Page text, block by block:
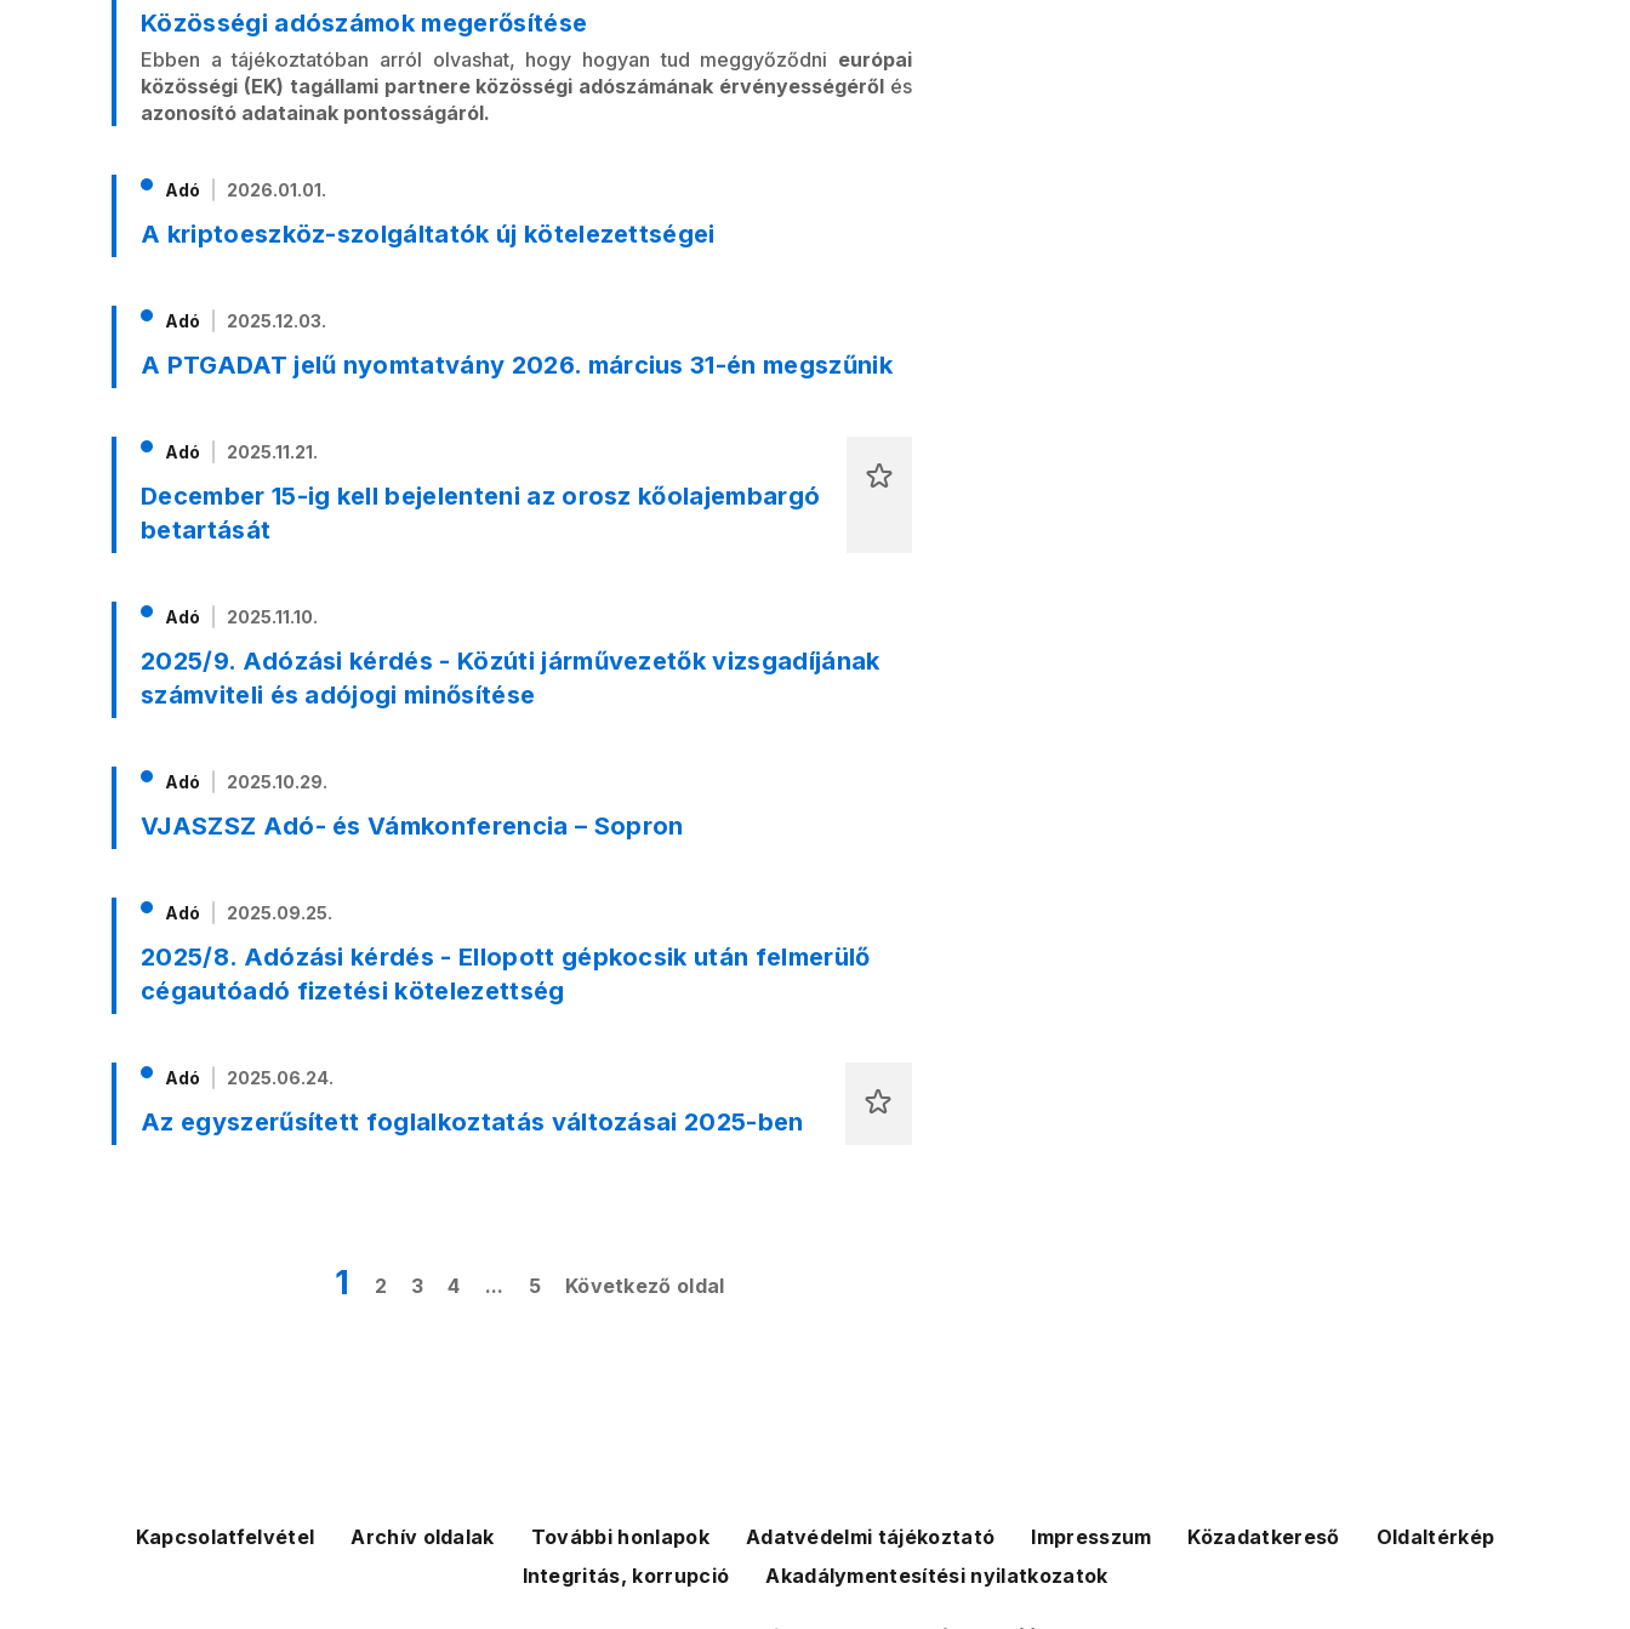
Közösségi adószámok megerősítése
Ebben a tájékoztatóban arról olvashat, hogy hogyan tud meggyőződni európai
közösségi (EK) tagállami partnere közösségi adószámának érvényességéről és
azonosító adatainak pontosságáról.
Adó 2026.01.01.
A kriptoeszköz-szolgáltatók új kötelezettségei
Adó 2025.12.03.
A PTGADAT jelű nyomtatvány 2026. március 31-én megszűnik
Adó 2025.11.21.
December 15-ig kell bejelenteni az orosz kőolajembargó
betartását
Adó 2025.11.10.
2025/9. Adózási kérdés - Közúti járművezetők vizsgadíjának
számviteli és adójogi minősítése
Adó 2025.10.29.
VJASZSZ Adó- és Vámkonferencia – Sopron
Adó 2025.09.25.
2025/8. Adózási kérdés - Ellopott gépkocsik után felmerülő
cégautóadó fizetési kötelezettség
Adó 2025.06.24.
Az egyszerűsített foglalkoztatás változásai 2025-ben
1 2 3 4 ... 5 Következő oldal
Kapcsolatfelvétel Archív oldalak További honlapok Adatvédelmi tájékoztató Impresszum Közadatkereső
Oldaltérkép
Integritás, korrupció
Akadálymentesítési nyilatkozatok